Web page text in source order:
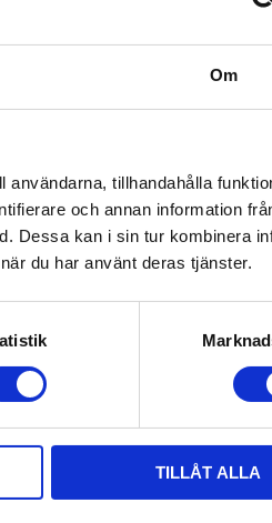
Om
tillhandahålla
och annan information
Dessa kan i sin tur kombinera
du har använt deras tjänster.
TILLÅT ALLA
Spännband 2 ton 0,5+5,5 m |
med kraftiga D-ringar där
Bandsurrningar